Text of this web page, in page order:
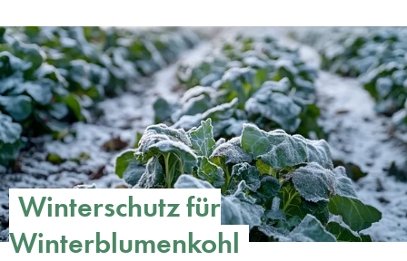
Winterschutz für
Winterblumenkohl